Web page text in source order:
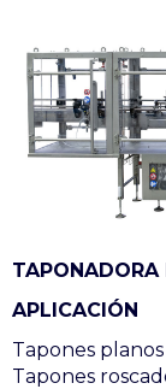
APLICACIÓN
Tapones
Tapones